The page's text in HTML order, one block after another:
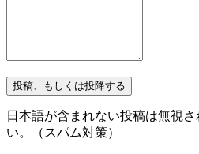
日本語が含まれない投稿は無視
い。（スパム対策）